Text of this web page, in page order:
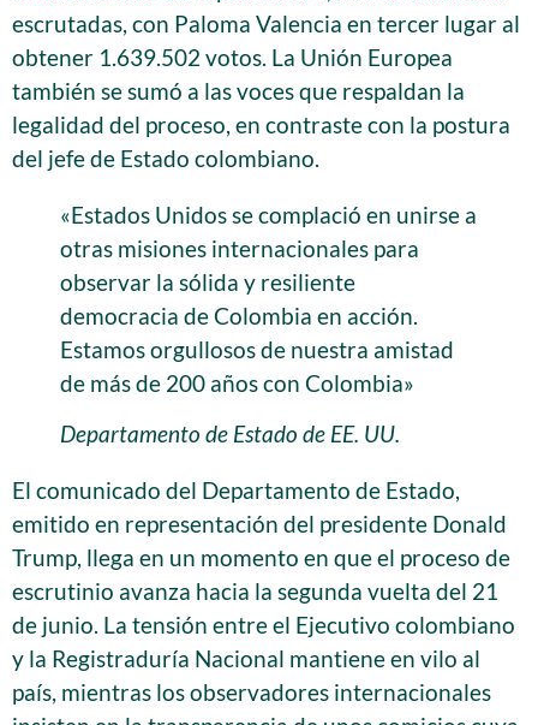
escrutadas, con Paloma Valencia en tercer lugar al
obtener 1.639.502 votos. La Unión Europea
también se sumó a las voces que respaldan la
legalidad del proceso, en contraste con la postura
del jefe de Estado colombiano.
«Estados Unidos se complació en unirse a
otras misiones internacionales para
observar la sólida y resiliente
democracia de Colombia en acción.
Estamos orgullosos de nuestra amistad
de más de 200 años con Colombia»
Departamento de Estado de EE. UU.
El comunicado del Departamento de Estado,
emitido en representación del presidente Donald
Trump, llega en un momento en que el proceso de
escrutinio avanza hacia la segunda vuelta del 21
de junio. La tensión entre el Ejecutivo colombiano
y la Registraduría Nacional mantiene en vilo al
país, mientras los observadores internacionales